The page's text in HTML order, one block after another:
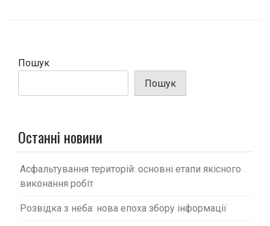
Пошук
Пошук
Останні новини
Асфальтування територій: основні етапи якісного
виконання робіт
Розвідка з неба: нова епоха збору інформації